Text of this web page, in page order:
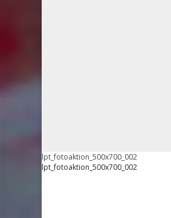
lpt_fotoaktion_500x700_002
lpt_fotoaktion_500x700_002